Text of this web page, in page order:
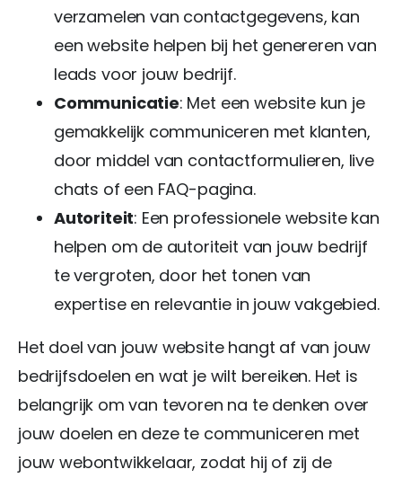
verzamelen van contactgegevens, kan
een website helpen bij het genereren van
leads voor jouw bedrijf.
Communicatie: Met een website kun je
gemakkelijk communiceren met klanten,
door middel van contactformulieren, live
chats of een FAQ-pagina.
Autoriteit: Een professionele website kan
helpen om de autoriteit van jouw bedrijf
te vergroten, door het tonen van
expertise en relevantie in jouw vakgebied.
Het doel van jouw website hangt af van jouw
bedrijfsdoelen en wat je wilt bereiken. Het is
belangrijk om van tevoren na te denken over
jouw doelen en deze te communiceren met
jouw webontwikkelaar, zodat hij of zij de